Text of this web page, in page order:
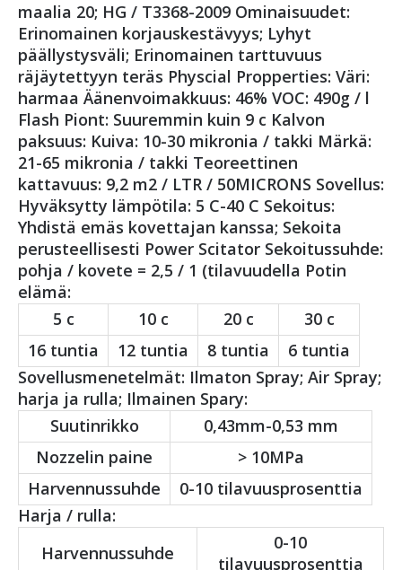
maalia 20; HG / T3368-2009 Ominaisuudet:
Erinomainen korjauskestävyys; Lyhyt
päällystysväli; Erinomainen tarttuvuus
räjäytettyyn teräs Physcial Propperties: Väri:
harmaa Äänenvoimakkuus: 46% VOC: 490g / l
Flash Piont: Suuremmin kuin 9 c Kalvon
paksuus: Kuiva: 10-30 mikronia / takki Märkä:
21-65 mikronia / takki Teoreettinen
kattavuus: 9,2 m2 / LTR / 50MICRONS Sovellus:
Hyväksytty lämpötila: 5 C-40 C Sekoitus:
Yhdistä emäs kovettajan kanssa; Sekoita
perusteellisesti Power Scitator Sekoitussuhde:
pohja / kovete = 2,5 / 1 (tilavuudella Potin
elämä:
5 c
10 c 20 c
30 c
16 tuntia
12 tuntia 8 tuntia
6 tuntia
Sovellusmenetelmät: Ilmaton Spray; Air Spray;
harja ja rulla; Ilmainen Spary:
Suutinrikko
0,43mm-0,53 mm
Nozzelin paine
> 10MPa
Harvennussuhde
0-10 tilavuusprosenttia
Harja / rulla:
Harvennussuhde
0-10
tilavuusprosenttia